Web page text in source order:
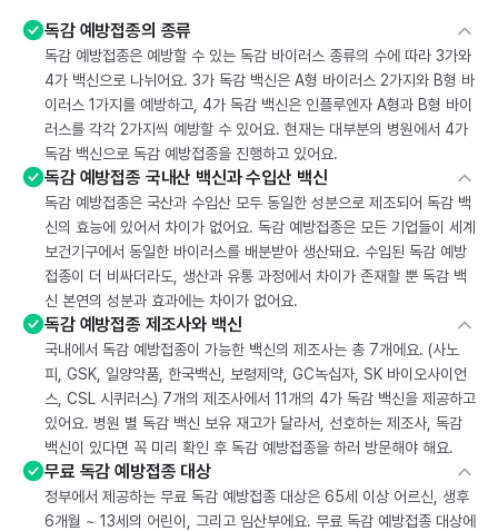
독감 예방접종의 종류
독감 예방접종은 예방할 수 있는 독감 바이러스 종류의 수에 따라 3가와
4가 백신으로 나뉘어요. 3가 독감 백신은 A형 바이러스 2가지와 B형 바
이러스 1가지를 예방하고, 4가 독감 백신은 인플루엔자 A형과 B형 바이
러스를 각각 2가지씩 예방할 수 있어요. 현재는 대부분의 병원에서 4가
독감 백신으로 독감 예방접종을 진행하고 있어요.
독감 예방접종 국내산 백신과 수입산 백신
독감 예방접종은 국산과 수입산 모두 동일한 성분으로 제조되어 독감 백
신의 효능에 있어서 차이가 없어요. 독감 예방접종은 모든 기업들이 세계
보건기구에서 동일한 바이러스를 배분받아 생산돼요. 수입된 독감 예방
접종이 더 비싸더라도, 생산과 유통 과정에서 차이가 존재할 뿐 독감 백
신 본연의 성분과 효과에는 차이가 없어요.
독감 예방접종 제조사와 백신
국내에서 독감 예방접종이 가능한 백신의 제조사는 총 7개에요. (사노
피, GSK, 일양약품, 한국백신, 보령제약, GC녹십자, SK 바이오사이언
스, CSL 시퀴러스) 7개의 제조사에서 11개의 4가 독감 백신을 제공하고
있어요. 병원 별 독감 백신 보유 재고가 달라서, 선호하는 제조사, 독감
백신이 있다면 꼭 미리 확인 후 독감 예방접종을 하러 방문해야 해요.
무료 독감 예방접종 대상
정부에서 제공하는 무료 독감 예방접종 대상은 65세 이상 어르신, 생후
6개월 ~ 13세의 어린이, 그리고 임산부에요. 무료 독감 예방접종 대상에